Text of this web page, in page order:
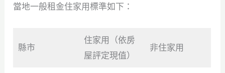
當地一般租金住家用標準如下：
縣市
住家用（依房
屋評定現值）
非住家用